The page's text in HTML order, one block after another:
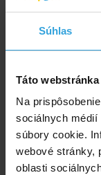
Súhlas
Táto
Na
sociálnych médií
súbory cookie.
webové stránky,
oblasti
Strážny pes je
adresu do
naskladnení
správou.
Nebudeme vám